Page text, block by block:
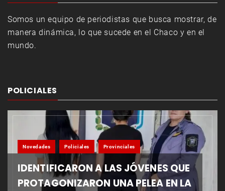
Somos un equipo de periodistas que busca mostrar, de
manera dinámica, lo que sucede en el Chaco y en el
mundo.
POLICIALES
Novedades Policiales Provinciales
IDENTIFICARON A LAS JÓVENES QUE
PROTAGONIZARON UNA PELEA EN LA